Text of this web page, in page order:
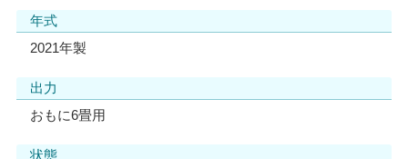
年式
2021年製
出力
おもに6畳用
状態